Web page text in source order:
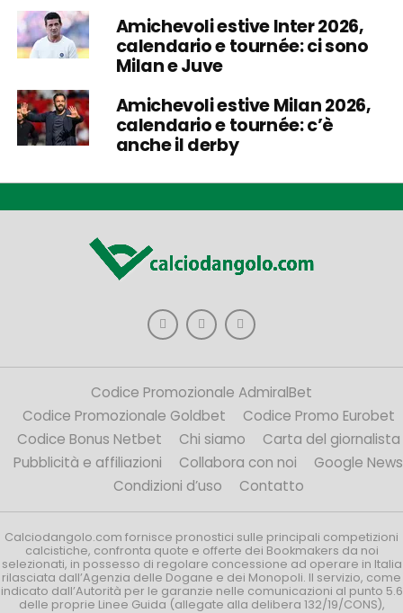
Amichevoli estive Inter 2026,
calendario e tournée: ci sono
Milan e Juve
Amichevoli estive Milan 2026,
calendario e tournée: c’è
anche il derby
Codice Promozionale AdmiralBet
Codice Promozionale Goldbet
Codice Promo Eurobet
Codice Bonus Netbet
Chi siamo
Carta del giornalista
Pubblicità e affiliazioni
Collabora con noi
Google News
Condizioni d’uso
Contatto
Calciodangolo.com fornisce pronostici sulle principali competizioni
calcistiche, confronta quote e offerte dei Bookmakers da noi
selezionati, in possesso di regolare concessione ad operare in Italia
rilasciata dall’Agenzia delle Dogane e dei Monopoli. Il servizio, come
indicato dall’Autorità per le garanzie nelle comunicazioni al punto 5.6
delle proprie Linee Guida (allegate alla delibera 132/19/CONS),